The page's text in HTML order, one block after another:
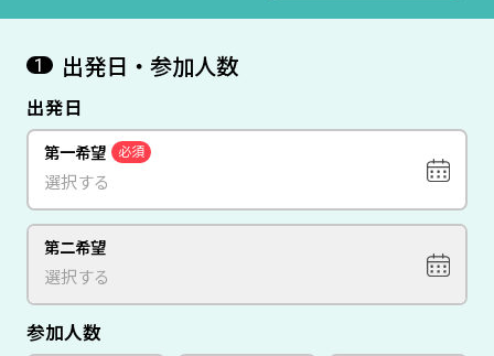
1 出発日・参加人数
出発日
第一希望 必須
第二希望
参加人数